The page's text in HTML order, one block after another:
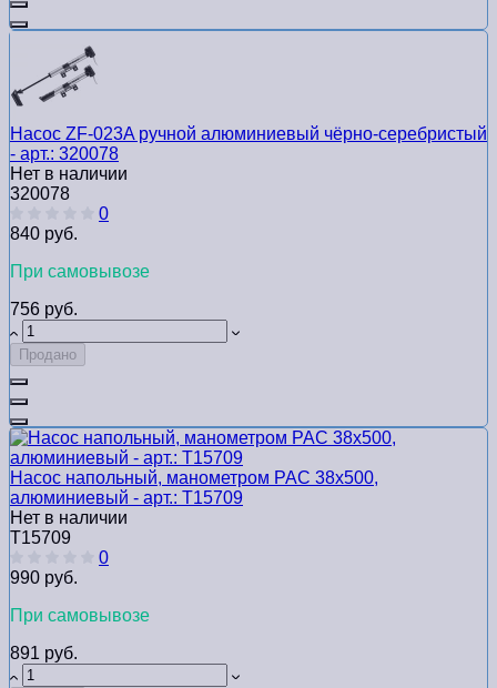
Насос ZF-023A ручной алюминиевый чёрно-серебристый
- арт.: 320078
Нет в наличии
320078
0
840 руб.
При самовывозе
756 руб.
Продано
Насос напольный, манометром PAC 38x500,
алюминиевый - арт.: Т15709
Нет в наличии
Т15709
0
990 руб.
При самовывозе
891 руб.